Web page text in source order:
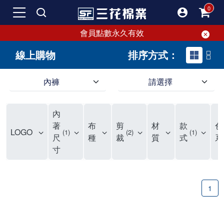
會員點數永久有效
線上購物 排序方式：
內褲 請選擇
LOGO
內
著
尺
寸
1
布
種
剪
裁 2
材
質
款
式 1
色
系
1